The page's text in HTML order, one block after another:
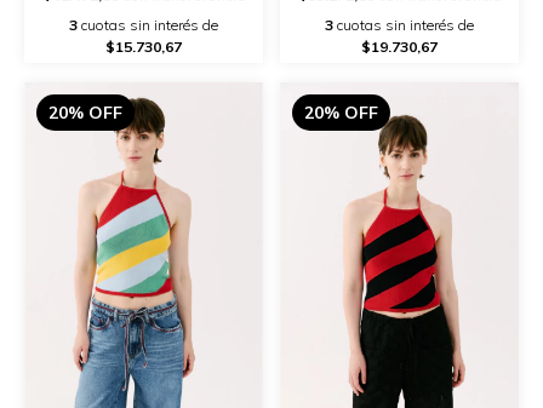
3 cuotas sin interés de
$15.730,67
3 cuotas sin interés de
$19.730,67
20% OFF 20% OFF